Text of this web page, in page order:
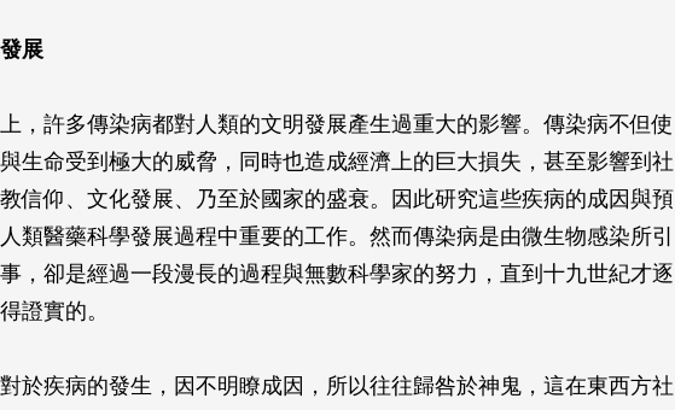
展
，許多傳染病都對人類的文明發展產生過重大的影響。傳染病不但使
生命受到極大的威脅，同時也造成經濟上的巨大損失，甚至影響到社
信仰、文化發展、乃至於國家的盛衰。因此研究這些疾病的成因與預
類醫藥科學發展過程中重要的工作。然而傳染病是由微生物感染所引
，卻是經過一段漫長的過程與無數科學家的努力，直到十九世紀才逐
證實的。
於疾病的發生，因不明瞭成因，所以往往歸咎於神鬼，這在東西方社